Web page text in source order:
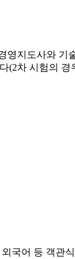
지도사와
(2차 시험의
국어 등 객